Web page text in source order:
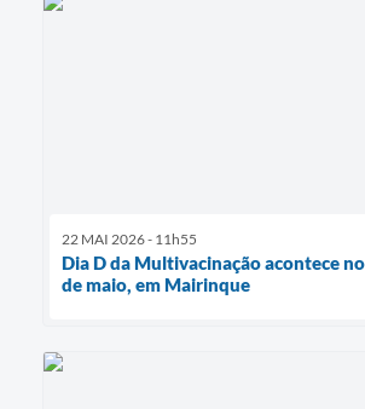
22 MAI 2026 - 11h55
Dia D da Multivacinação acontece
de maio, em Mairinque